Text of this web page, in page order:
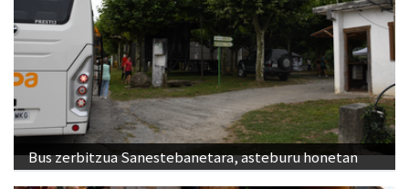
Bus zerbitzua Sanestebanetara, asteburu honetan